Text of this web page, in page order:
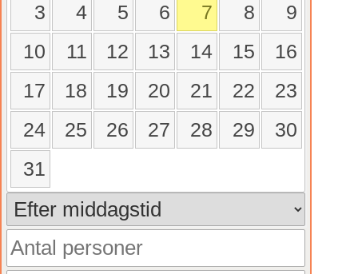
3
4 5 6 7 8
9
10
11 12 13 14 15
16
17
18 19 20 21 22
23
24
25 26 27 28 29
30
31